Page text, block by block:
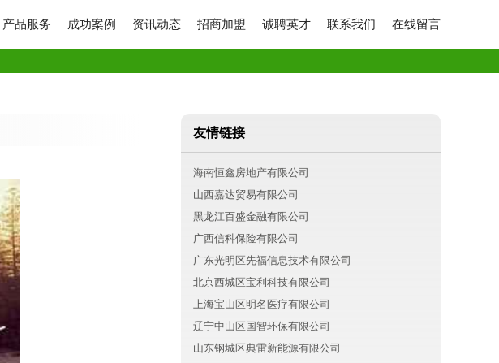
产品服务 成功案例 资讯动态 招商加盟 诚聘英才 联系我们 在线留言
友情链接
海南恒鑫房地产有限公司
山西嘉达贸易有限公司
黑龙江百盛金融有限公司
广西信科保险有限公司
广东光明区先福信息技术有限公司
北京西城区宝利科技有限公司
上海宝山区明名医疗有限公司
辽宁中山区国智环保有限公司
山东钢城区典雷新能源有限公司